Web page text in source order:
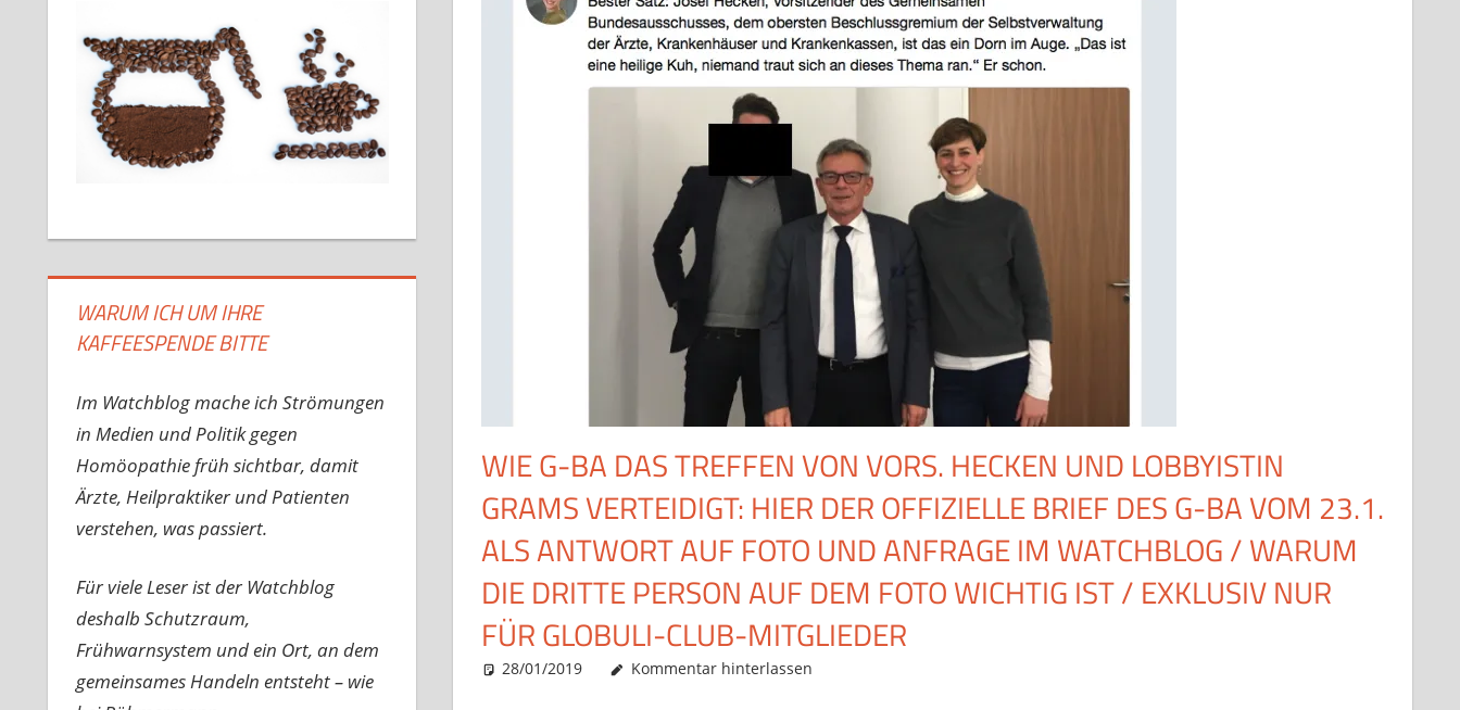
WIE G-BA DAS TREFFEN VON VORS. HECKEN UND LOBBYISTIN
GRAMS VERTEIDIGT: HIER DER OFFIZIELLE BRIEF DES G-BA VOM 23.1.
ALS ANTWORT AUF FOTO UND ANFRAGE IM WATCHBLOG / WARUM
DIE DRITTE PERSON AUF DEM FOTO WICHTIG IST / EXKLUSIV NUR
FÜR GLOBULI-CLUB-MITGLIEDER
28/01/2019 Christian J. Becker
Allgemein
Kommentar hinterlassen
WARUM ICH UM IHRE
KAFFEESPENDE BITTE
Im Watchblog mache ich Strömungen
in Medien und Politik gegen
Homöopathie früh sichtbar, damit
Ärzte, Heilpraktiker und Patienten
verstehen, was passiert.
Für viele Leser ist der Watchblog
deshalb Schutzraum,
Frühwarnsystem und ein Ort, an dem
gemeinsames Handeln entsteht – wie